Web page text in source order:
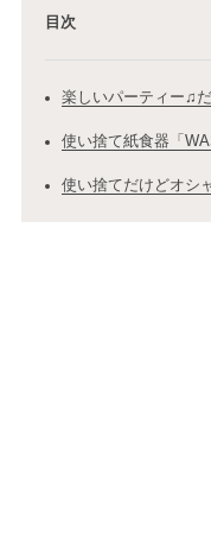
目次
楽しいパーティー♫
使い捨て紙食器「
使い捨てだけどオシ